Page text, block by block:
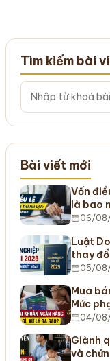
Tìm kiếm bài
Bài viết mới
Vốn
là bao
06/
Luật
thay
05/
Mua
Mức
04/
Giành
và